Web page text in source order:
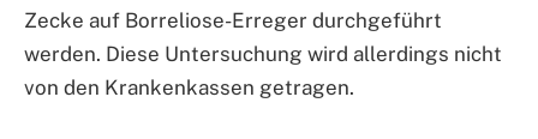
Zecke auf Borreliose-Erreger durchgeführt
werden. Diese Untersuchung wird allerdings nicht
von den Krankenkassen getragen.